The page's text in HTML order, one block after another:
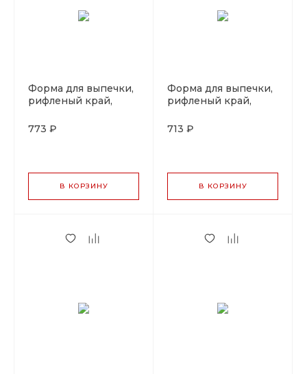
Форма для выпечки,
рифленый край,
см, h=3 см, P.L. Proff
773 ₽
В КОРЗИНУ
Форма для выпечки,
рифленый край,
см, h=2 см, P.L. Proff
713 ₽
В КОРЗИНУ